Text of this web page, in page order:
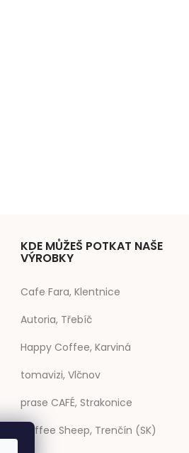
KDE MŮŽEŠ POTKAT NAŠE
VÝROBKY
Cafe Fara, Klentnice
Autoria, Třebíč
Happy Coffee, Karviná
tomavizi, Vlčnov
prase CAFÉ, Strakonice
Coffee Sheep, Trenčín (SK)